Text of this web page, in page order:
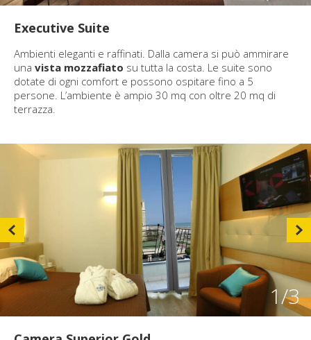
Executive Suite
Ambienti eleganti e raffinati. Dalla camera si può ammirare
una vista mozzafiato su tutta la costa. Le suite sono
dotate di ogni comfort e possono ospitare fino a 5
persone. L’ambiente è ampio 30 mq con oltre 20 mq di
terrazza.
1/3